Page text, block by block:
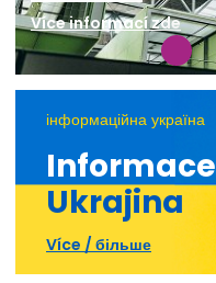
Více informací zde
інформаційна україна
Informace
Ukrajina
Více / більше